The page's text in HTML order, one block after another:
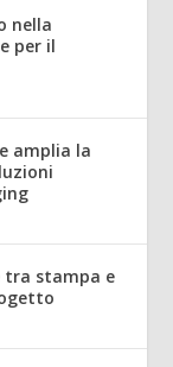
nella
per il
amplia la
tra stampa e